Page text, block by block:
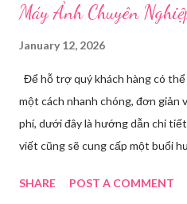
sau, chị nhận được cuộc gọi từ
mới nhất Để "xác nhận phần
cấp mã OTP vừa được gửi về
mừng vì trúng thưởng và bị đối
lực tron...
Máy Ảnh Chuyên
January 12, 2026
Để hỗ trợ quý khách hàng có
một cách nhanh chóng, đơn giản
phí, dưới đây là hướng dẫn chi
viết cũng sẽ cung cấp một buổi
Bị Các Thiết Bị Cần Thiết Khi
SHARE POST A COMMENT